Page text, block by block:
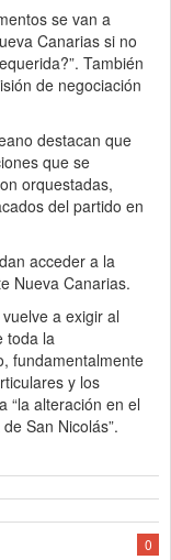
se van a
Canarias si no
También
de negociación
destacan que
que se
orquestadas,
del partido en
acceder a la
Nueva Canarias.
a exigir al
toda la
fundamentalmente
y los
“la alteración en el
San Nicolás”.
0